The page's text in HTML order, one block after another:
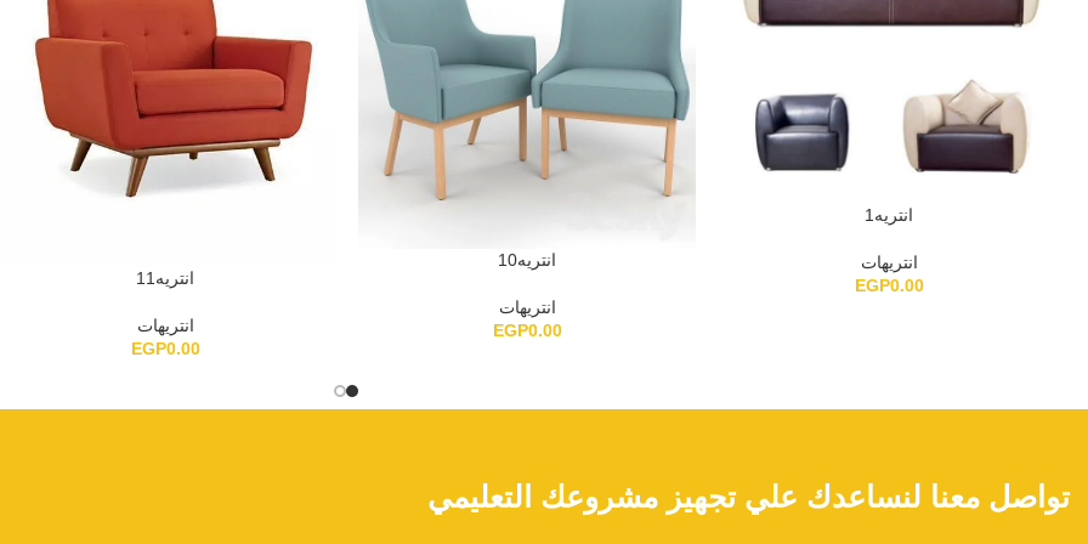
انتريه1
انتريهات
EGP0.00
انتريه10
انتريهات
EGP0.00
انتريه11
انتريهات
EGP0.00
تواصل معنا لنساعدك علي تجهيز مشروعك التعليمي